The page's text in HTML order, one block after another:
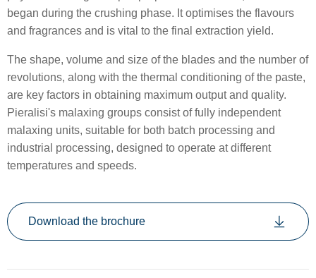
began during the crushing phase. It optimises the flavours
and fragrances and is vital to the final extraction yield.
The shape, volume and size of the blades and the number of
revolutions, along with the thermal conditioning of the paste,
are key factors in obtaining maximum output and quality.
Pieralisi's malaxing groups consist of fully independent
malaxing units, suitable for both batch processing and
industrial processing, designed to operate at different
temperatures and speeds.
Download the brochure